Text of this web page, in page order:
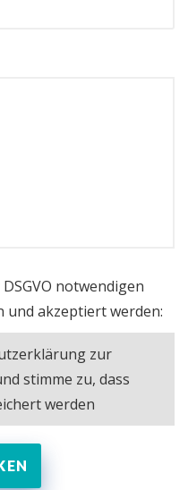
notwendigen
und akzeptiert werden:
zur
stimme zu, dass
werden